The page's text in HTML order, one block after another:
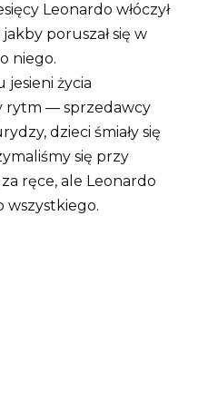
Leonardo włóczył
poruszał się w
niego.
jesieni życia
rytm — sprzedawcy
dzieci śmiały się
się przy
ręce, ale Leonardo
wszystkiego.